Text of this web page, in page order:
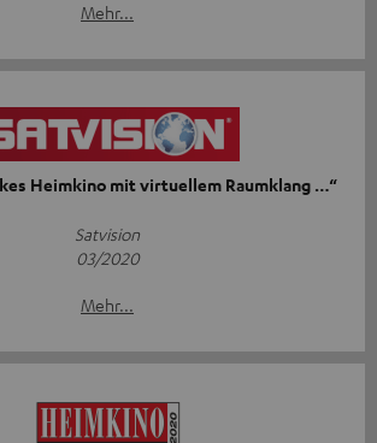
Mehr...
Heimkino mit virtuellem Raumklang …“
Satvision
03/2020
Mehr...